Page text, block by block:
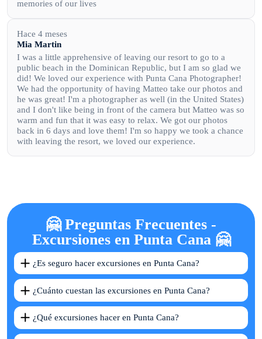
memories of our lives
Hace 4 meses
Mia Martin
I was a little apprehensive of leaving our resort to go to a
public beach in the Dominican Republic, but I am so glad we
did! We loved our experience with Punta Cana Photographer!
We had the opportunity of having Matteo take our photos and
he was great! I'm a photographer as well (in the United States)
and I don't like being in front of the camera but Matteo was so
warm and fun that it was easy to relax. We got our photos
back in 6 days and love them! I'm so happy we took a chance
with leaving the resort, we loved our experience.
🤗 Preguntas Frecuentes -
Excursiones en Punta Cana 🤗
¿Es seguro hacer excursiones en Punta Cana?
¿Cuánto cuestan las excursiones en Punta Cana?
¿Qué excursiones hacer en Punta Cana?